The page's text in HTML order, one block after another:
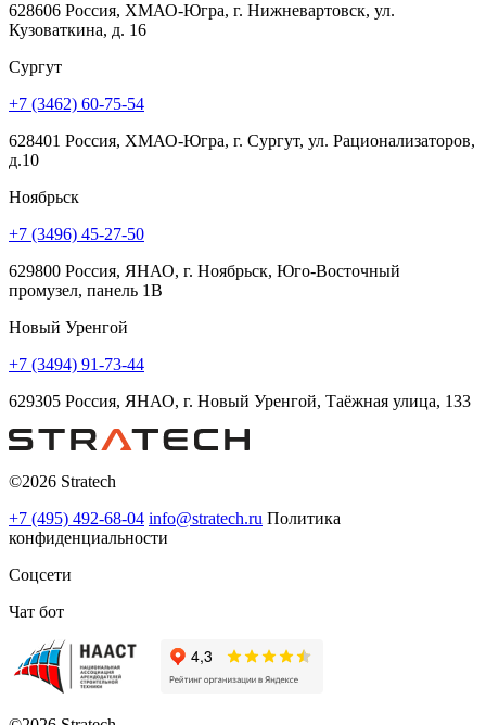
628606 Россия, ХМАО-Югра, г. Нижневартовск, ул.
Кузоваткина, д. 16
Сургут
+7 (3462) 60-75-54
628401 Россия, ХМАО-Югра, г. Сургут, ул. Рационализаторов,
д.10
Ноябрьск
+7 (3496) 45-27-50
629800 Россия, ЯНАО, г. Ноябрьск, Юго-Восточный
промузел, панель 1В
Новый Уренгой
+7 (3494) 91-73-44
629305 Россия, ЯНАО, г. Новый Уренгой, Таёжная улица, 133
©2026 Stratech
+7 (495) 492-68-04 info@stratech.ru Политика
конфиденциальности
Соцсети
Чат бот